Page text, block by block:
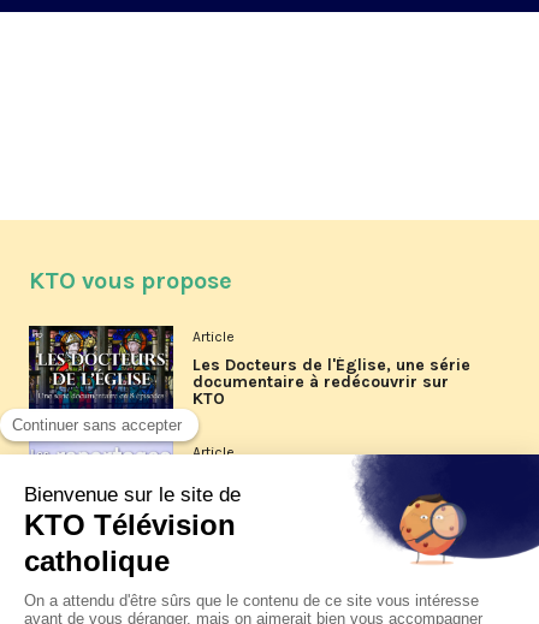
KTO vous propose
Article
Les Docteurs de l'Église, une série
documentaire à redécouvrir sur
KTO
Article
Les reportages d'été 2026 de KTO
La visite pastorale du pape Léon
XIV à Assise à suivre sur KTO le